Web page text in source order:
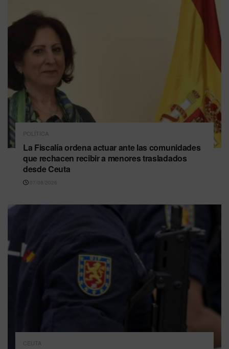
POLÍTICA
La Fiscalía ordena actuar ante las comunidades
que rechacen recibir a menores trasladados
desde Ceuta
07/08/2026
CEUTA